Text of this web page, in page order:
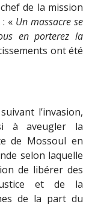
de la mission
« Un massacre se
en porterez la
ont été
l’invasion,
à aveugler la
de Mossoul en
selon laquelle
de libérer des
et de la
de la part du